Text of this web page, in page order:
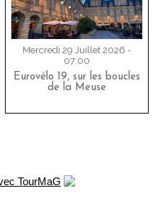
Mercredi 29 Juillet 2026 -
07:00
Eurovélo 19, sur les boucles
de la Meuse